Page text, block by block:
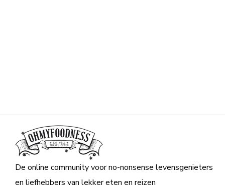
De online community voor no-nonsense levensgenieters
en liefhebbers van lekker eten en reizen